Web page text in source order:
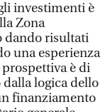
investimenti è
Zona
dando risultati
una esperienza
è di
logica dello
finanziamento